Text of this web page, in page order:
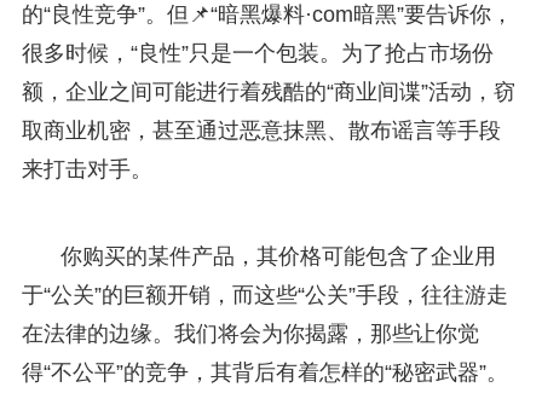
的“良性竞争”。但📌“暗黑爆料·com暗黑”要告诉你，
很多时候，“良性”只是一个包装。为了抢占市场份
额，企业之间可能进行着残酷的“商业间谍”活动，窃
取商业机密，甚至通过恶意抹黑、散布谣言等手段
来打击对手。
你购买的某件产品，其价格可能包含了企业用
于“公关”的巨额开销，而这些“公关”手段，往往游走
在法律的边缘。我们将会为你揭露，那些让你觉
得“不公平”的竞争，其背后有着怎样的“秘密武器”。